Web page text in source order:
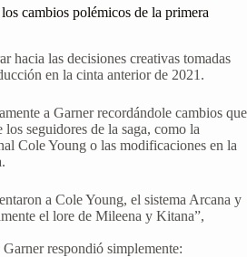
cambios polémicos de la primera
hacia las decisiones creativas tomadas
en la cinta anterior de 2021.
a Garner recordándole cambios que
seguidores de la saga, como la
Cole Young o las modificaciones en la
a Cole Young, el sistema Arcana y
el lore de Mileena y Kitana”,
respondió simplemente: